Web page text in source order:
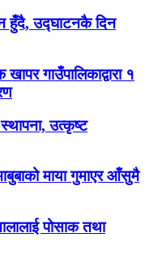
हुँदै, उद्घाटनकै दिन
गाउँपालिकाद्वारा १
उत्कृष्ट
माया गुमाएर आँसुमै
पोसाक तथा